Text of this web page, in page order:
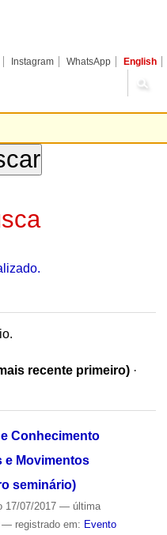
Instagram WhatsApp English
recente primeiro) ·
Conhecimento
e Movimentos
seminário)
17/07/2017 — última
— registrado em: Evento